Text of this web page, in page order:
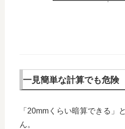
一見簡単な計算でも危険
「20mmくらい暗算できる」
ん。